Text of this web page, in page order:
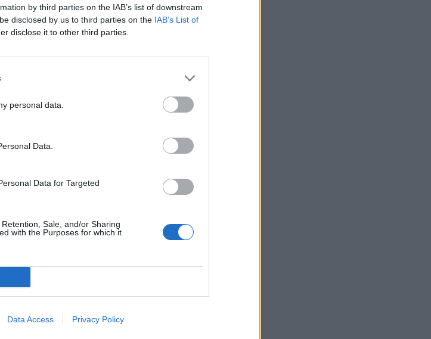
by third parties on the IAB’s list of downstream
disclosed by us to third parties on the IAB’s List of
disclose it to other third parties.
personal data.
Data.
Data for Targeted
Sale, and/or Sharing
with the Purposes for which it
Data Access Privacy Policy
en 5 jours
autre, nous
après
et aussi pour
et du calcium,
du zinc, du